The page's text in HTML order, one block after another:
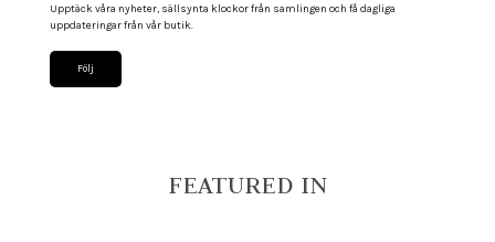
Upptäck våra nyheter, sällsynta klockor från samlingen och få dagliga
uppdateringar från vår butik.
Följ
FEATURED IN